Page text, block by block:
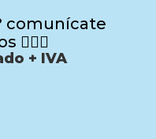
comunícate
🙋🏻‍♂️
+ IVA